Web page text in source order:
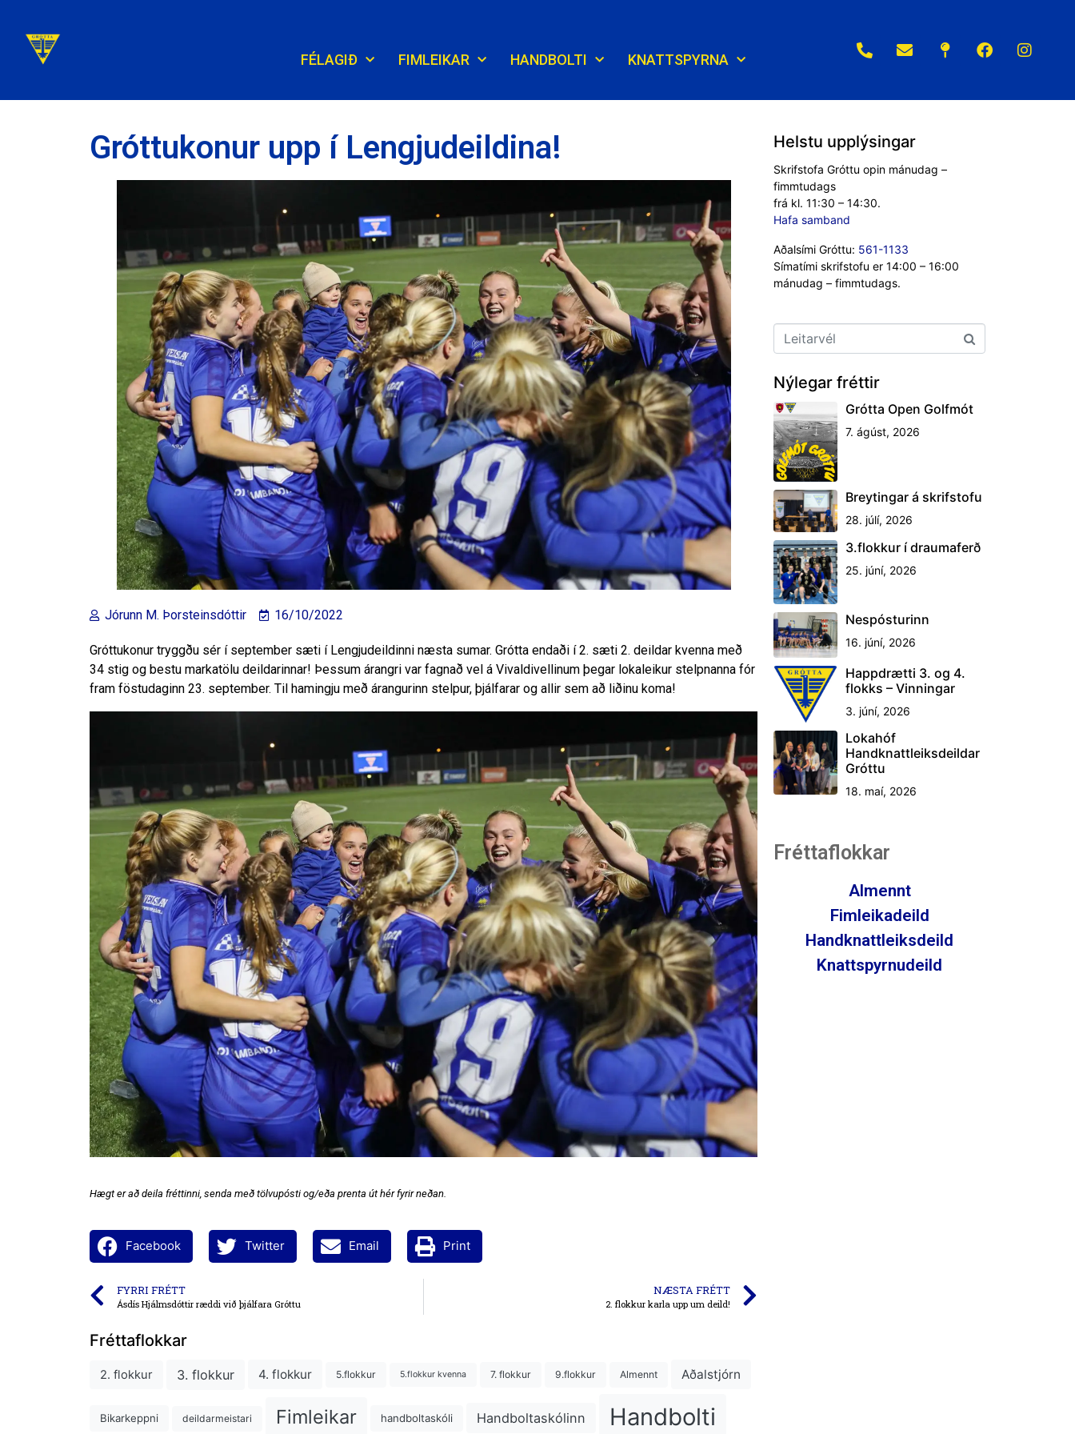
FÉLAGIÐ FIMLEIKAR HANDBOLTI KNATTSPYRNA
Gróttukonur upp í Lengjudeildina!
Jórunn M. Þorsteinsdóttir 16/10/2022
Gróttukonur tryggðu sér í september sæti í Lengjudeildinni næsta sumar. Grótta endaði í 2. sæti 2. deildar kvenna með
34 stig og bestu markatölu deildarinnar! Þessum árangri var fagnað vel á Vivaldivellinum þegar lokaleikur stelpnanna fór
fram föstudaginn 23. september. Til hamingju með árangurinn stelpur, þjálfarar og allir sem að liðinu koma!
Hægt er að deila fréttinni, senda með tölvupósti og/eða prenta út hér fyrir neðan.
Facebook Twitter Email Print
FYRRI FRÉTT
Ásdís Hjálmsdóttir ræddi við þjálfara Gróttu
NÆSTA FRÉTT
2. flokkur karla upp um deild!
Fréttaflokkar
2. flokkur 3. flokkur 4. flokkur 5.flokkur 5.flokkur kvenna 7. flokkur 9.flokkur Almennt Aðalstjórn
Bikarkeppni deildarmeistari Fimleikar handboltaskóli Handboltaskólinn Handbolti
Helstu upplýsingar
Skrifstofa Gróttu opin mánudag –
fimmtudags
frá kl. 11:30 – 14:30.
Hafa samband
Aðalsími Gróttu: 561-1133
Símatími skrifstofu er 14:00 – 16:00
mánudag – fimmtudags.
Nýlegar fréttir
Grótta Open Golfmót
7. ágúst, 2026
Breytingar á skrifstofu
28. júlí, 2026
3.flokkur í draumaferð
25. júní, 2026
Nespósturinn
16. júní, 2026
Happdrætti 3. og 4.
flokks – Vinningar
3. júní, 2026
Lokahóf
Handknattleiksdeildar
Gróttu
18. maí, 2026
Fréttaflokkar
Almennt
Fimleikadeild
Handknattleiksdeild
Knattspyrnudeild